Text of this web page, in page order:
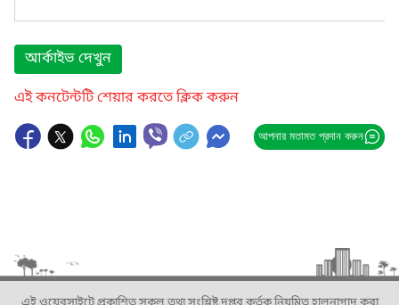
আর্কাইভ দেখুন
এই কনটেন্টটি শেয়ার করতে ক্লিক করুন
আপনার মতামত প্রদান করুন